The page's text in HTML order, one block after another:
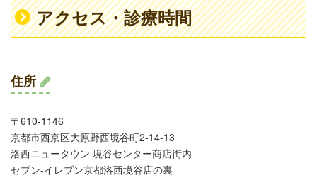
アクセス・診療時間
住所
〒610-1146
京都市西京区大原野西境谷町2-14-13
洛西ニュータウン 境谷センター商店街内
セブン-イレブン京都洛西境谷店の裏